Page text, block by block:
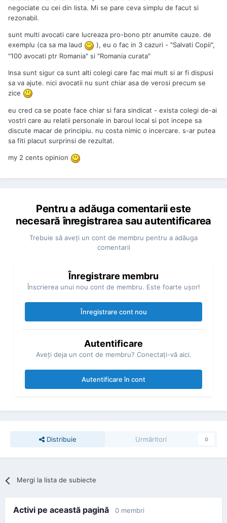
negociate cu cei din lista. Mi se pare ceva simplu de facut si
rezonabil.
sunt multi avocati care lucreaza pro-bono ptr anumite cauze. de
exemplu (ca sa ma laud
), eu o fac in 3 cazuri - "Salvati Copii",
"100 avocati ptr Romania" si "Romania curata"
Insa sunt sigur ca sunt alti colegi care fac mai mult si ar fi dispusi
sa va ajute. nici avocatii nu sunt chiar asa de verosi precum se
zice
eu cred ca se poate face chiar si fara sindicat - exista colegi de-ai
vostri care au relatii personale in baroul local si pot incepe sa
discute macar de principiu. nu costa nimic o incercare. s-ar putea
sa fiti placut surprinsi de rezultat.
my 2 cents opinion
Pentru a adăuga comentarii este
necesară înregistrarea sau autentificarea
Trebuie să aveţi un cont de membru pentru a adăuga
comentarii
Înregistrare membru
Înscrierea unui nou cont de membru. Este foarte uşor!
Înregistrare cont nou
Autentificare
Aveţi deja un cont de membru? Conectaţi-vă aici.
Autentificare în cont
Distribuie Urmăritori 0
Mergi la lista de subiecte
Activi pe această pagină 0 membri